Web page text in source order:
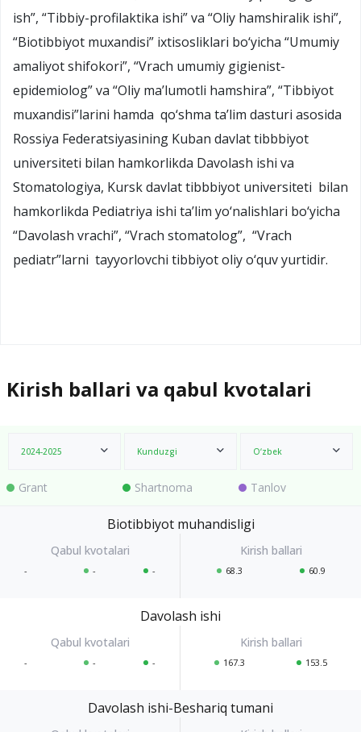
ish”, “Tibbiy-profilaktika ishi” va “Oliy hamshiralik ishi”,
“Biotibbiyot muxandisi” ixtisosliklari bo‘yicha “Umumiy
amaliyot shifokori”, “Vrach umumiy gigienist-
epidemiolog” va “Oliy ma’lumotli hamshira”, “Tibbiyot
muxandisi”larini hamda qo‘shma ta’lim dasturi asosida
Rossiya Federatsiyasining Kuban davlat tibbbiyot
universiteti bilan hamkorlikda Davolash ishi va
Stomatologiya, Kursk davlat tibbbiyot universiteti bilan
hamkorlikda Pediatriya ishi ta’lim yo‘nalishlari bo‘yicha
“Davolash vrachi”, “Vrach stomatolog”, “Vrach
pediatr”larni tayyorlovchi tibbiyot oliy o‘quv yurtidir.
Kirish ballari va qabul kvotalari
2024-2025 Kunduzgi O‘zbek
Grant Shartnoma Tanlov
Biotibbiyot muhandisligi
- - - 68.3 60.9
Davolash ishi
- - - 167.3 153.5
Davolash ishi-Beshariq tumani